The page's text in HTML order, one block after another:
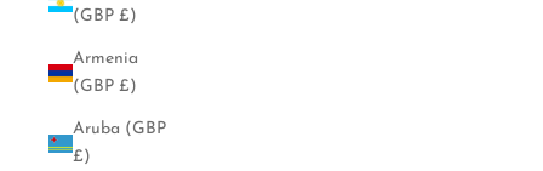
(GBP £)
Armenia
(GBP £)
Aruba (GBP
£)